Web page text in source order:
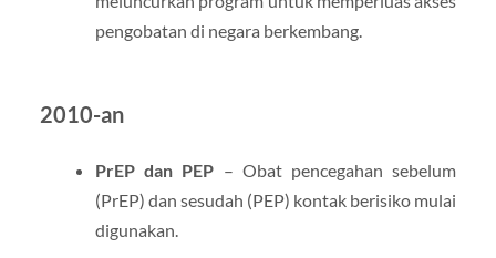
pengobatan di negara berkembang.
2010-an
PrEP dan PEP – Obat pencegahan sebelum
(PrEP) dan sesudah (PEP) kontak berisiko mulai
digunakan.